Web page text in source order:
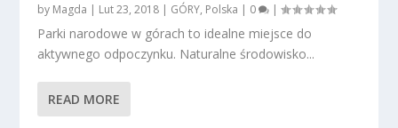
by Magda | Lut 23, 2018 | GÓRY, Polska | 0 |
Parki narodowe w górach to idealne miejsce do
aktywnego odpoczynku. Naturalne środowisko...
READ MORE